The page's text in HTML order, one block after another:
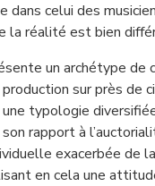
dans celui des
la réalité est bien
un archétype de
sur près de
typologie
rapport à
exacerbée de
en cela une